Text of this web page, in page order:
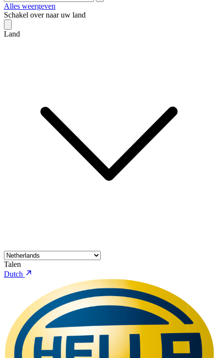
Alles weergeven
Schakel over naar uw land
Land
Talen
Dutch